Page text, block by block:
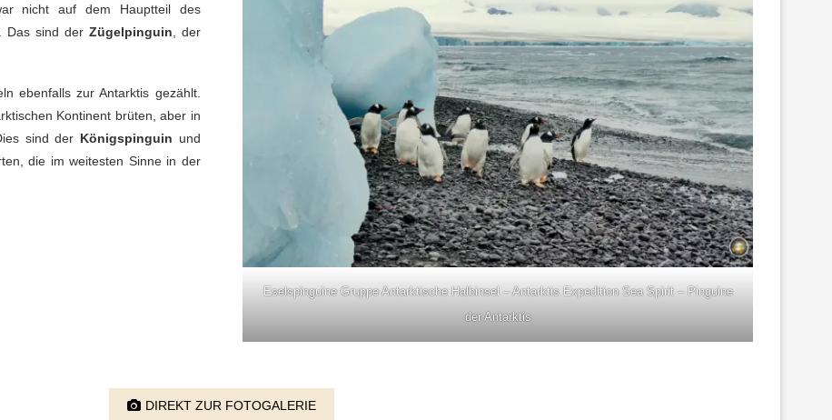
nicht auf dem Hauptteil des
Das sind der Zügelpinguin , der
ebenfalls zur Antarktis gezählt.
Kontinent brüten, aber in
sind der Königspinguin und
die im weitesten Sinne in der
Eselspinguine Gruppe Antarktische Halbinsel – Antarktis Expedition Sea Spirit – Pinguine
der Antarktis
DIREKT ZUR FOTOGALERIE